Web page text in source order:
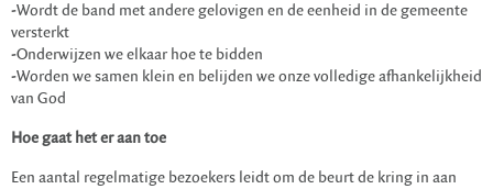
-Wordt de band met andere gelovigen en de eenheid in de gemeente
versterkt
-Onderwijzen we elkaar hoe te bidden
-Worden we samen klein en belijden we onze volledige afhankelijkheid
van God
Hoe gaat het er aan toe
Een aantal regelmatige bezoekers leidt om de beurt de kring in aan